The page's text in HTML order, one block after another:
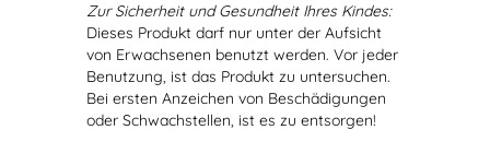
Zur Sicherheit und Gesundheit Ihres Kindes:
Dieses Produkt darf nur unter der Aufsicht
von Erwachsenen benutzt werden. Vor jeder
Benutzung, ist das Produkt zu untersuchen.
Bei ersten Anzeichen von Beschädigungen
oder Schwachstellen, ist es zu entsorgen!